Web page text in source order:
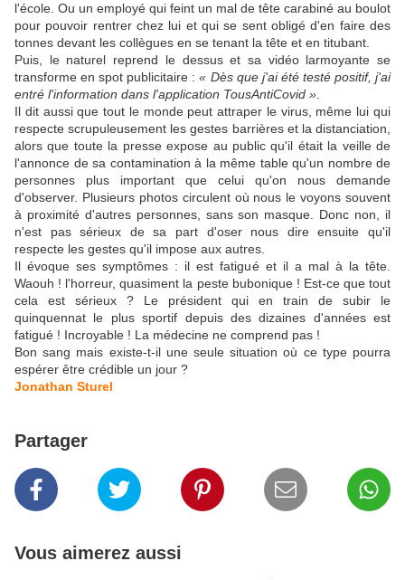
l'école. Ou un employé qui feint un mal de tête carabiné au boulot
pour pouvoir rentrer chez lui et qui se sent obligé d'en faire des
tonnes devant les collègues en se tenant la tête et en titubant.
Puis, le naturel reprend le dessus et sa vidéo larmoyante se
transforme en spot publicitaire : « Dès que j'ai été testé positif, j'ai
entré l'information dans l'application TousAntiCovid »
Il dit aussi que tout le monde peut attraper le virus, même lui qui
respecte scrupuleusement les gestes barrières et la distanciation,
alors que toute la presse expose au public qu'il était la veille de
l'annonce de sa contamination à la même table qu'un nombre de
personnes plus important que celui qu'on nous demande
d'observer. Plusieurs photos circulent où nous le voyons souvent
à proximité d'autres personnes, sans son masque. Donc non, il
n'est pas sérieux de sa part d'oser nous dire ensuite qu'il
respecte les gestes qu'il impose aux autres.
Il évoque ses symptômes : il est fatigué et il a mal à la tête.
Waouh ! l'horreur, quasiment la peste bubonique ! Est-ce que tout
cela est sérieux ? Le président qui en train de subir le
quinquennat le plus sportif depuis des dizaines d'années est
fatigué ! Incroyable ! La médecine ne comprend pas !
Bon sang mais existe-t-il une seule situation où ce type pourra
espérer être crédible un jour ?
Jonathan Sturel
Partager
Vous aimerez aussi